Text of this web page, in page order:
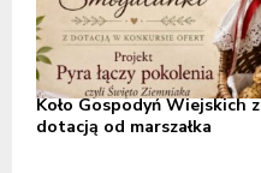
Koło Gospodyń Wiejskich z
dotacją od marszałka